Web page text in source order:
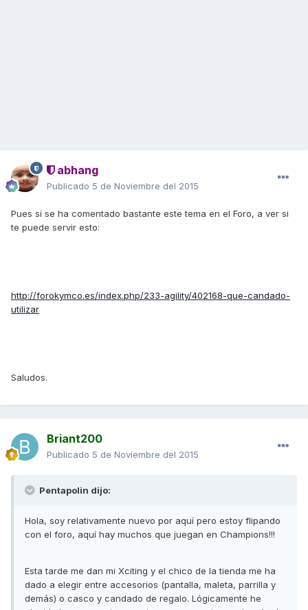
abhang
Publicado 5 de Noviembre del 2015
Pues sí se ha comentado bastante este tema en el Foro, a ver si
te puede servir esto:
http://forokymco.es/index.php/233-agility/402168-que-candado-
utilizar
Saludos.
Briant200
Publicado 5 de Noviembre del 2015
Pentapolin dijo:
Hola, soy relativamente nuevo por aquí pero estoy flipando
con el foro, aquí hay muchos que juegan en Champions!!!
Esta tarde me dan mi Xciting y el chico de la tienda me ha
dado a elegir entre accesorios (pantalla, maleta, parrilla y
demás) o casco y candado de regalo. Lógicamente he